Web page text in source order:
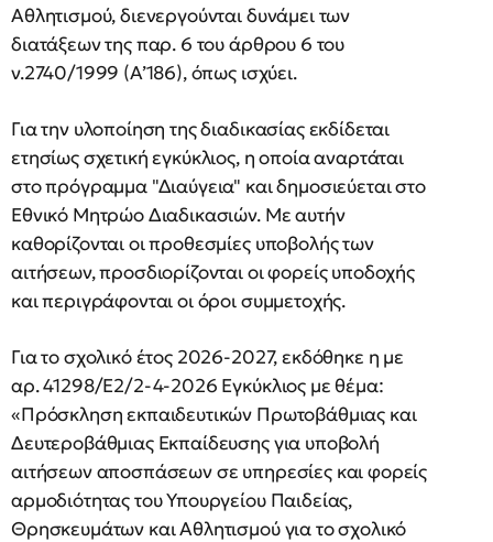
Αθλητισμού, διενεργούνται δυνάμει των
διατάξεων της παρ. 6 του άρθρου 6 του
ν.2740/1999 (Α’186), όπως ισχύει.
Για την υλοποίηση της διαδικασίας εκδίδεται
ετησίως σχετική εγκύκλιος, η οποία αναρτάται
στο πρόγραμμα "Διαύγεια" και δημοσιεύεται στο
Εθνικό Μητρώο Διαδικασιών. Με αυτήν
καθορίζονται οι προθεσμίες υποβολής των
αιτήσεων, προσδιορίζονται οι φορείς υποδοχής
και περιγράφονται οι όροι συμμετοχής.
Για το σχολικό έτος 2026-2027, εκδόθηκε η με
αρ. 41298/Ε2/2-4-2026 Εγκύκλιος με θέμα:
«Πρόσκληση εκπαιδευτικών Πρωτοβάθμιας και
Δευτεροβάθμιας Εκπαίδευσης για υποβολή
αιτήσεων αποσπάσεων σε υπηρεσίες και φορείς
αρμοδιότητας του Υπουργείου Παιδείας,
Θρησκευμάτων και Αθλητισμού για το σχολικό